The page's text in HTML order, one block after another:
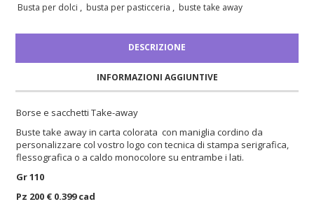
Busta per dolci , busta per pasticceria , buste take away
DESCRIZIONE
INFORMAZIONI AGGIUNTIVE
Borse e sacchetti Take-away
Buste take away in carta colorata con maniglia cordino da
personalizzare col vostro logo con tecnica di stampa serigrafica,
flessografica o a caldo monocolore su entrambe i lati.
Gr 110
Pz 200 € 0.399 cad